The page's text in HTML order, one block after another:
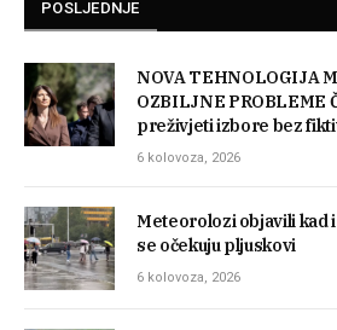
POSLJEDNJE
NOVA TEHNOLOGIJA
OZBILJNE PROBLEME
preživjeti izbore bez
6 kolovoza, 2026
Meteorolozi objavili kad
se očekuju pljuskovi
6 kolovoza, 2026